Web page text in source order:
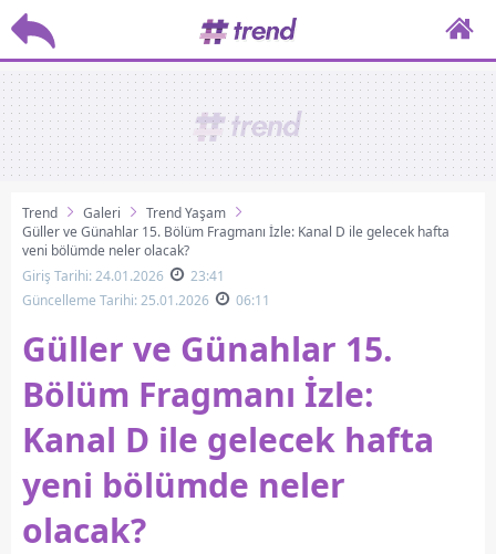
Trend Galeri
Trend Yaşam
Güller ve Günahlar 15. Bölüm Fragmanı İzle: Kanal D ile gelecek hafta
yeni bölümde neler olacak?
Giriş Tarihi: 24.01.2026
23:41
Güncelleme Tarihi: 25.01.2026
06:11
Güller ve Günahlar 15.
Bölüm Fragmanı İzle:
Kanal D ile gelecek hafta
yeni bölümde neler
olacak?